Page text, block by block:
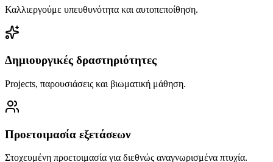
Καλλιεργούμε υπευθυνότητα και αυτοπεποίθηση.
Δημιουργικές δραστηριότητες
Projects, παρουσιάσεις και βιωματική μάθηση.
Προετοιμασία εξετάσεων
Στοχευμένη προετοιμασία για διεθνώς αναγνωρισμένα πτυχία.